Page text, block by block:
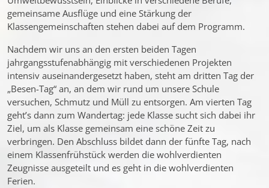
gemeinsame Ausflüge und eine Stärkung der
Klassengemeinschaften stehen dabei auf dem Programm.
Nachdem wir uns an den ersten beiden Tagen
jahrgangsstufenabhängig mit verschiedenen Projekten
intensiv auseinandergesetzt haben, steht am dritten Tag der
„Besen-Tag“ an, an dem wir rund um unsere Schule
versuchen, Schmutz und Müll zu entsorgen. Am vierten Tag
geht’s dann zum Wandertag: jede Klasse sucht sich dabei ihr
Ziel, um als Klasse gemeinsam eine schöne Zeit zu
verbringen. Den Abschluss bildet dann der fünfte Tag, nach
einem Klassenfrühstück werden die wohlverdienten
Zeugnisse ausgeteilt und es geht in die wohlverdienten
Ferien.